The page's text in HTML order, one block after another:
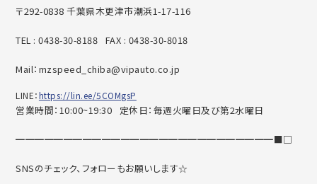
〒292-0838 千葉県木更津市潮浜1-17-116
TEL : 0438-30-8188 FAX : 0438-30-8018
Mail：mzspeed_chiba@vipauto.co.jp
LINE：https://lin.ee/5COMgsP
営業時間：10:00~19:30 定休日：毎週火曜日及び第2水曜日
━━━━━━━━━━━━━━━━━━━━━━━━━━━■□
SNSのチェック、フォローもお願いします☆